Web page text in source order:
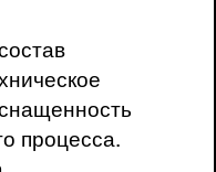
процесса.